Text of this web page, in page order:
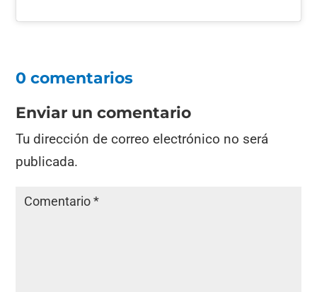
0 comentarios
Enviar un comentario
Tu dirección de correo electrónico no será
publicada.